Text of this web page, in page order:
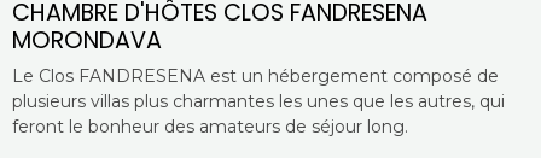
CHAMBRE D'HÔTES CLOS FANDRESENA
MORONDAVA
Le Clos FANDRESENA est un hébergement composé de
plusieurs villas plus charmantes les unes que les autres, qui
feront le bonheur des amateurs de séjour long.